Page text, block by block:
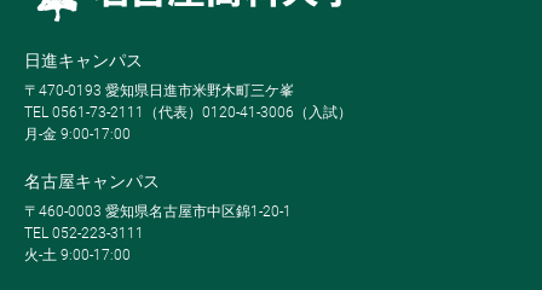
日進キャンパス
〒470-0193 愛知県日進市米野木町三ケ峯
TEL 0561-73-2111（代表）0120-41-3006（入試）
月-金 9:00-17:00
名古屋キャンパス
〒460-0003 愛知県名古屋市中区錦1-20-1
TEL 052-223-3111
火-土 9:00-17:00